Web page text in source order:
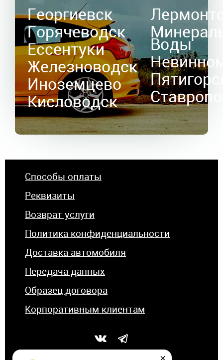
Георгиевск
Горячеводск
Ессентуки
Железноводск
Иноземцево
Кисловодск
Воды
Способы оплаты
Реквизиты
Возврат услуги
Политика конфиденциальности
Доставка автомобиля
Передача данных
Образец договора
Корпоративным клиентам